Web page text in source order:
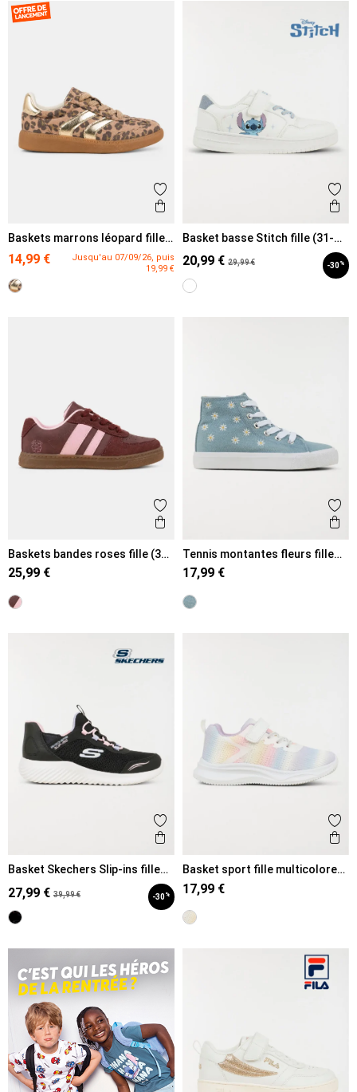
Ajouter aux favoris
Aperçu rapide
Baskets marrons léopard fille
14,99 €
Jusqu'au 07/09/26, puis
19,99 €
Basket basse Stitch fille (31-
20,99 € 29,99 € -30%
Ajouter aux favoris
Aperçu rapide
Baskets bandes roses fille (31-
36)
25,99 €
Tennis montantes fleurs fille
(31-36)
17,99 €
Ajouter aux favoris
Aperçu rapide
Basket Skechers Slip-ins fille
27,99 € 39,99 € -30%
Basket sport fille multicolore
(31-35)
17,99 €